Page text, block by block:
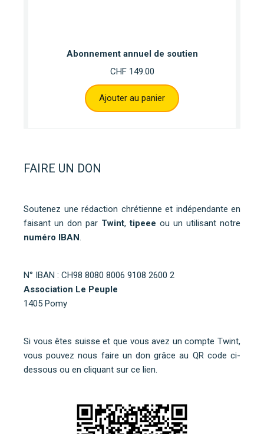
Abonnement annuel de soutien
CHF149.00
Ajouter au panier
FAIRE UN DON
Soutenez une rédaction chrétienne et indépendante en
faisant un don par Twint,tipeee ou un utilisant notre
numéro IBAN.
N° IBAN : CH98 8080 8006 9108 2600 2
Association Le Peuple
1405 Pomy
Si vous êtes suisse et que vous avez un compte Twint,
vous pouvez nous faire un don grâce au QR code ci-
dessous ou en cliquant sur ce lien.